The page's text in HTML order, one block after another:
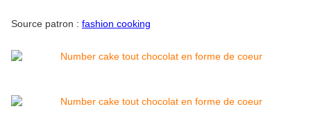
Source patron : fashion cooking